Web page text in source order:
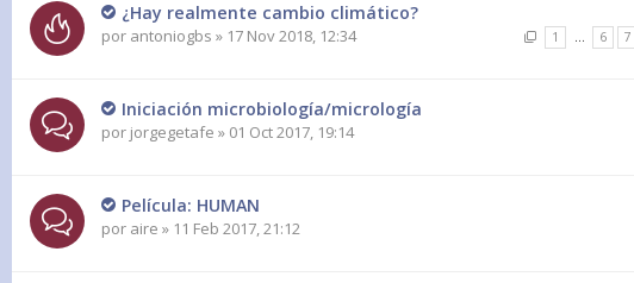
¿Hay realmente cambio climático?
1 … 6 7
por antoniogbs » 17 Nov 2018, 12:34
Iniciación microbiología/micrología
por jorgegetafe » 01 Oct 2017, 19:14
Película: HUMAN
por aire » 11 Feb 2017, 21:12